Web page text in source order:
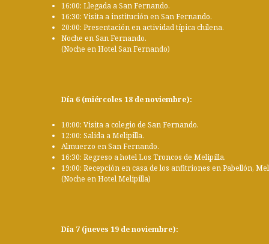
16:00: Llegada a San Fernando.
16:30: Visita a institución en San Fernando.
20:00: Presentación en actividad típica chilena.
Noche en San Fernando.
(Noche en Hotel San Fernando)
Día 6 (miércoles 18 de noviembre):
10:00: Visita a colegio de San Fernando.
12:00: Salida a Melipilla.
Almuerzo en San Fernando.
16:30: Regreso a hotel Los Troncos de Melipilla.
19:00: Recepción en casa de los anfitriones en Pabellón,
(Noche en Hotel Melipilla)
Día 7 (jueves 19 de noviembre):